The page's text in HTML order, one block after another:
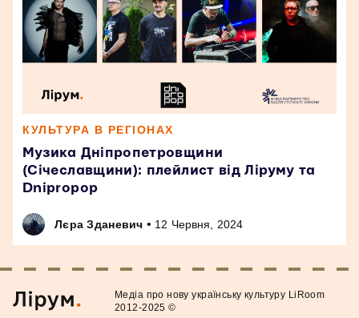
КУЛЬТУРА В РЕГІОНАХ
Музика Дніпропетровщини
(Січеславщини): плейлист від Ліруму та
Dnipropop
Лєра Зданевич • 12 Червня, 2024
Медiа про нову українську культуру LiRoom
2012-2025 ©